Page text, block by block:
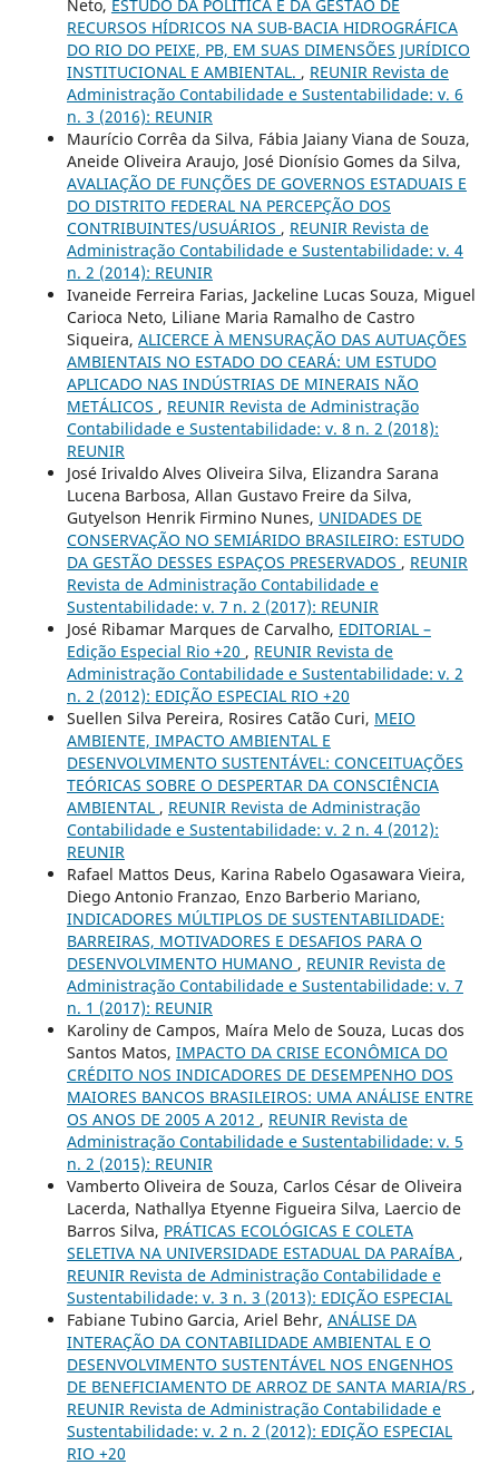
Neto, ESTUDO DA POLÍTICA E DA GESTÃO DE
RECURSOS HÍDRICOS NA SUB-BACIA HIDROGRÁFICA
DO RIO DO PEIXE, PB, EM SUAS DIMENSÕES JURÍDICO
INSTITUCIONAL E AMBIENTAL. , REUNIR Revista de
Administração Contabilidade e Sustentabilidade: v. 6
n. 3 (2016): REUNIR
Maurício Corrêa da Silva, Fábia Jaiany Viana de Souza,
Aneide Oliveira Araujo, José Dionísio Gomes da Silva,
AVALIAÇÃO DE FUNÇÕES DE GOVERNOS ESTADUAIS E
DO DISTRITO FEDERAL NA PERCEPÇÃO DOS
CONTRIBUINTES/USUÁRIOS , REUNIR Revista de
Administração Contabilidade e Sustentabilidade: v. 4
n. 2 (2014): REUNIR
Ivaneide Ferreira Farias, Jackeline Lucas Souza, Miguel
Carioca Neto, Liliane Maria Ramalho de Castro
Siqueira, ALICERCE À MENSURAÇÃO DAS AUTUAÇÕES
AMBIENTAIS NO ESTADO DO CEARÁ: UM ESTUDO
APLICADO NAS INDÚSTRIAS DE MINERAIS NÃO
METÁLICOS , REUNIR Revista de Administração
Contabilidade e Sustentabilidade: v. 8 n. 2 (2018):
REUNIR
José Irivaldo Alves Oliveira Silva, Elizandra Sarana
Lucena Barbosa, Allan Gustavo Freire da Silva,
Gutyelson Henrik Firmino Nunes, UNIDADES DE
CONSERVAÇÃO NO SEMIÁRIDO BRASILEIRO: ESTUDO
DA GESTÃO DESSES ESPAÇOS PRESERVADOS , REUNIR
Revista de Administração Contabilidade e
Sustentabilidade: v. 7 n. 2 (2017): REUNIR
José Ribamar Marques de Carvalho, EDITORIAL –
Edição Especial Rio +20 , REUNIR Revista de
Administração Contabilidade e Sustentabilidade: v. 2
n. 2 (2012): EDIÇÃO ESPECIAL RIO +20
Suellen Silva Pereira, Rosires Catão Curi, MEIO
AMBIENTE, IMPACTO AMBIENTAL E
DESENVOLVIMENTO SUSTENTÁVEL: CONCEITUAÇÕES
TEÓRICAS SOBRE O DESPERTAR DA CONSCIÊNCIA
AMBIENTAL , REUNIR Revista de Administração
Contabilidade e Sustentabilidade: v. 2 n. 4 (2012):
REUNIR
Rafael Mattos Deus, Karina Rabelo Ogasawara Vieira,
Diego Antonio Franzao, Enzo Barberio Mariano,
INDICADORES MÚLTIPLOS DE SUSTENTABILIDADE:
BARREIRAS, MOTIVADORES E DESAFIOS PARA O
DESENVOLVIMENTO HUMANO , REUNIR Revista de
Administração Contabilidade e Sustentabilidade: v. 7
n. 1 (2017): REUNIR
Karoliny de Campos, Maíra Melo de Souza, Lucas dos
Santos Matos, IMPACTO DA CRISE ECONÔMICA DO
CRÉDITO NOS INDICADORES DE DESEMPENHO DOS
MAIORES BANCOS BRASILEIROS: UMA ANÁLISE ENTRE
OS ANOS DE 2005 A 2012 , REUNIR Revista de
Administração Contabilidade e Sustentabilidade: v. 5
n. 2 (2015): REUNIR
Vamberto Oliveira de Souza, Carlos César de Oliveira
Lacerda, Nathallya Etyenne Figueira Silva, Laercio de
Barros Silva, PRÁTICAS ECOLÓGICAS E COLETA
SELETIVA NA UNIVERSIDADE ESTADUAL DA PARAÍBA ,
REUNIR Revista de Administração Contabilidade e
Sustentabilidade: v. 3 n. 3 (2013): EDIÇÃO ESPECIAL
Fabiane Tubino Garcia, Ariel Behr, ANÁLISE DA
INTERAÇÃO DA CONTABILIDADE AMBIENTAL E O
DESENVOLVIMENTO SUSTENTÁVEL NOS ENGENHOS
DE BENEFICIAMENTO DE ARROZ DE SANTA MARIA/RS ,
REUNIR Revista de Administração Contabilidade e
Sustentabilidade: v. 2 n. 2 (2012): EDIÇÃO ESPECIAL
RIO +20